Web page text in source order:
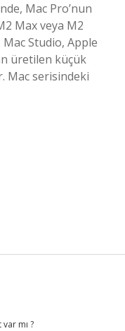
Mac Pro’nun
​​Max veya M2
Mac Studio, Apple
üretilen küçük
Mac serisindeki
mı ?